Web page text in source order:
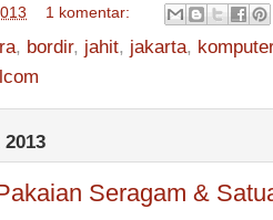
1 komentar:
, bordir, jahit, jakarta, komputer
Seragam &